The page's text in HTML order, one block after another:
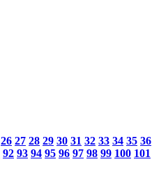
26 27 28 29 30 31 32 33 34 35 36
92 93 94 95 96 97 98 99 100 101